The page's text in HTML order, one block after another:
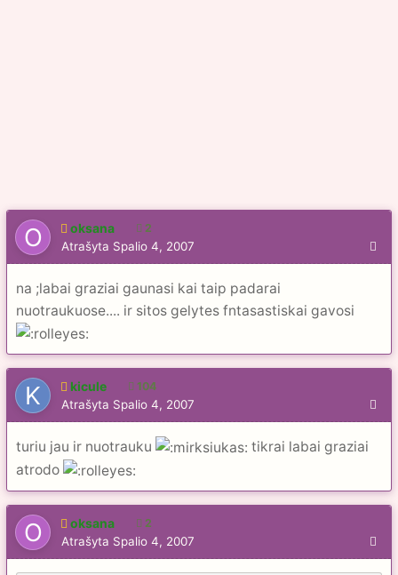
oksana 2
Atrašyta Spalio 4, 2007
na ;labai graziai gaunasi kai taip padarai
nuotraukuose.... ir sitos gelytes fntasastiskai gavosi
kicule 104
Atrašyta Spalio 4, 2007
turiu jau ir nuotrauku
tikrai labai graziai
atrodo
oksana 2
Atrašyta Spalio 4, 2007